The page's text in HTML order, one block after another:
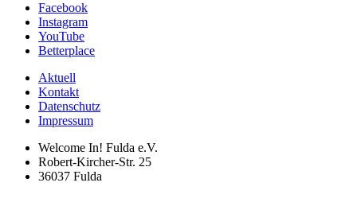
Facebook
Instagram
YouTube
Betterplace
Aktuell
Kontakt
Datenschutz
Impressum
Welcome In! Fulda e.V.
Robert-Kircher-Str. 25
36037 Fulda